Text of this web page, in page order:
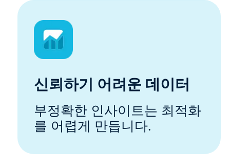
신뢰하기 어려운 데이터
부정확한 인사이트는 최적화
를 어렵게 만듭니다.